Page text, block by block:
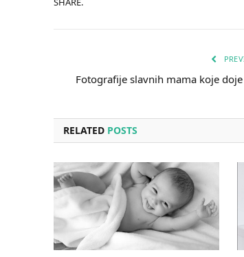
Fotografije slavnih mama koje
RELATED POSTS